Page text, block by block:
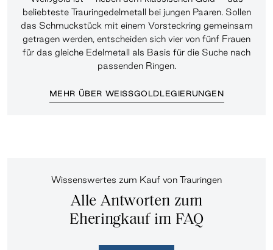
beliebteste Trauringedelmetall bei jungen Paaren. Sollen
das Schmuckstück mit einem Vorsteckring gemeinsam
getragen werden, entscheiden sich vier von fünf Frauen
für das gleiche Edelmetall als Basis für die Suche nach
passenden Ringen.
MEHR ÜBER WEISSGOLDLEGIERUNGEN
Wissenswertes zum Kauf von Trauringen
Alle Antworten zum
Eheringkauf im FAQ